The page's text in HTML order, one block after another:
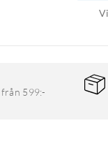
599:-